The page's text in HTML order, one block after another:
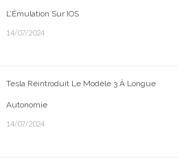
L’Émulation Sur IOS
14/07/2024
Tesla Réintroduit Le Modèle 3 À Longue
Autonomie
14/07/2024